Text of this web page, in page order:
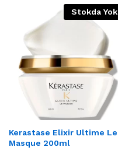
Stokda Yok
Kerastase Elixir Ultime Le
Masque 200ml